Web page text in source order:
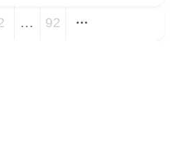
に──新VIを体
… 92